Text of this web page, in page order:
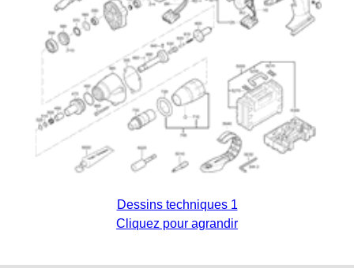
Dessins techniques 1
Cliquez pour agrandir